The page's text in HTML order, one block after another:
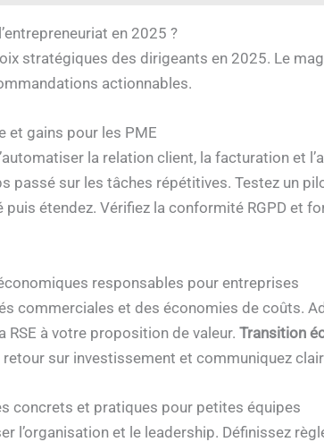
en 2025 ?
stratégiques des dirigeants en 2025. Le
actionnables.
et gains pour les PME
la relation client, la facturation et
passé sur les tâches répétitives. Testez un
étendez. Vérifiez la conformité RGPD et
responsables pour entreprises
commerciales et des économies de coûts.
à votre proposition de valeur. Transition
sur investissement et communiquez
concrets et pratiques pour petites équipes
l’organisation et le leadership. Définissez